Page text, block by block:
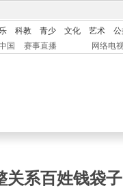
科教 青少 文化 艺术 公
国 赛事直播 网络电
关系百姓钱袋子